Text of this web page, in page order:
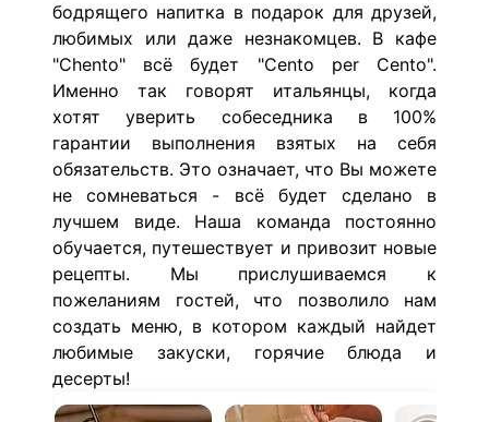
бодрящего напитка в подарок для друзей,
любимых или даже незнакомцев. В кафе
"Chento" всё будет "Cento per Cento".
Именно так говорят итальянцы, когда
хотят уверить собеседника в 100%
гарантии выполнения взятых на себя
обязательств. Это означает, что Вы можете
не сомневаться - всё будет сделано в
лучшем виде. Наша команда постоянно
обучается, путешествует и привозит новые
рецепты. Мы прислушиваемся к
пожеланиям гостей, что позволило нам
создать меню, в котором каждый найдет
любимые закуски, горячие блюда и
десерты!